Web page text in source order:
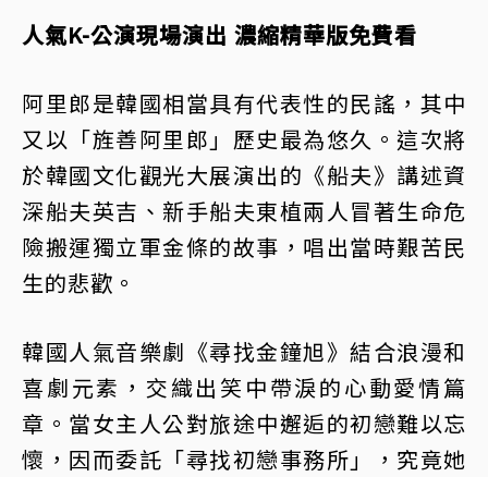
人氣K-公演現場演出 濃縮精華版免費看
阿里郎是韓國相當具有代表性的民謠，其中
又以「旌善阿里郎」歷史最為悠久。這次將
於韓國文化觀光大展演出的《船夫》講述資
深船夫英吉、新手船夫東植兩人冒著生命危
險搬運獨立軍金條的故事，唱出當時艱苦民
生的悲歡。
韓國人氣音樂劇《尋找金鐘旭》結合浪漫和
喜劇元素，交織出笑中帶淚的心動愛情篇
章。當女主人公對旅途中邂逅的初戀難以忘
懷，因而委託「尋找初戀事務所」，究竟她